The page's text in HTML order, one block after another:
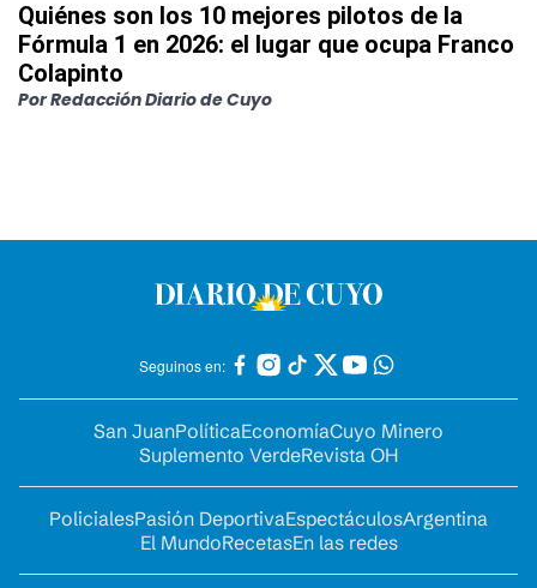
Quiénes son los 10 mejores pilotos de la
Fórmula 1 en 2026: el lugar que ocupa Franco
Colapinto
PorRedacción Diario de Cuyo
Seguinos en:
San JuanPolíticaEconomíaCuyo Minero
Suplemento VerdeRevista OH
PolicialesPasión DeportivaEspectáculosArgentina
El MundoRecetasEn las redes